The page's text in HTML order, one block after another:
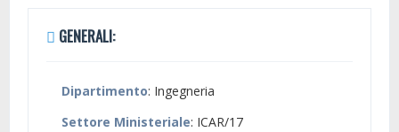
GENERALI:
Dipartimento: Ingegneria
Settore Ministeriale: ICAR/17